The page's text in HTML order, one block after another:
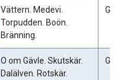
Vättern. Medevi.
Torpudden. Boön.
Bränning.
O om Gävle. Skutskär.
Dalälven. Rotskär.